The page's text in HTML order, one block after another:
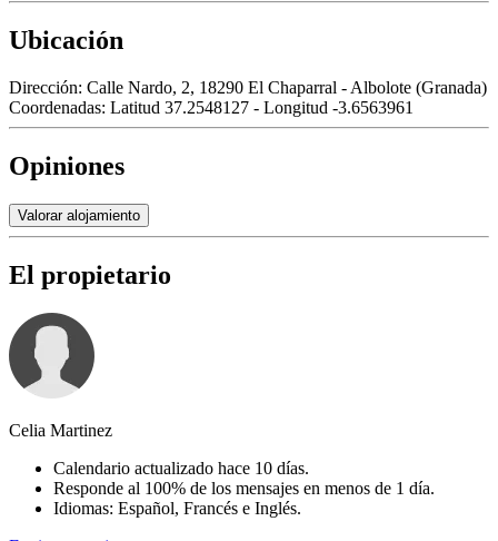
Ubicación
Dirección: Calle Nardo, 2, 18290 El Chaparral - Albolote (Granada)
Coordenadas: Latitud 37.2548127 - Longitud -3.6563961
Opiniones
Valorar alojamiento
El propietario
Celia Martinez
Calendario actualizado hace 10 días.
Responde al 100% de los mensajes en menos de 1 día.
Idiomas: Español, Francés e Inglés.